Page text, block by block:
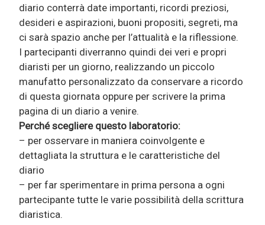
diario conterrà date importanti, ricordi preziosi,
desideri e aspirazioni, buoni propositi, segreti, ma
ci sarà spazio anche per l’attualità e la riflessione.
I partecipanti diverranno quindi dei veri e propri
diaristi per un giorno, realizzando un piccolo
manufatto personalizzato da conservare a ricordo
di questa giornata oppure per scrivere la prima
pagina di un diario a venire.
Perché scegliere questo laboratorio:
– per osservare in maniera coinvolgente e
dettagliata la struttura e le caratteristiche del
diario
– per far sperimentare in prima persona a ogni
partecipante tutte le varie possibilità della scrittura
diaristica.